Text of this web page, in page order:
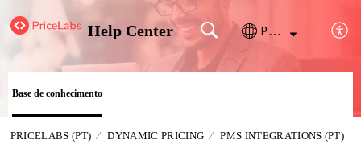
Help Center Português
Base de conhecimento
PRICELABS (PT) DYNAMIC PRICING
PMS INTEGRATIONS (PT)